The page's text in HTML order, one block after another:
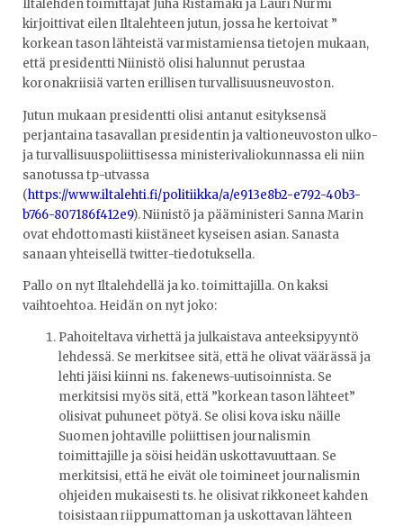
Iltalehden toimittajat Juha Ristamäki ja Lauri Nurmi
kirjoittivat eilen Iltalehteen jutun, jossa he kertoivat ”
korkean tason lähteistä varmistamiensa tietojen mukaan,
että presidentti Niinistö olisi halunnut perustaa
koronakriisiä varten erillisen turvallisuusneuvoston.
Jutun mukaan presidentti olisi antanut esityksensä
perjantaina tasavallan presidentin ja valtioneuvoston ulko-
ja turvallisuuspoliittisessa ministerivaliokunnassa eli niin
sanotussa tp-utvassa
(https://www.iltalehti.fi/politiikka/a/e913e8b2-e792-40b3-
b766-807186f412e9). Niinistö ja pääministeri Sanna Marin
ovat ehdottomasti kiistäneet kyseisen asian. Sanasta
sanaan yhteisellä twitter-tiedotuksella.
Pallo on nyt Iltalehdellä ja ko. toimittajilla. On kaksi
vaihtoehtoa. Heidän on nyt joko:
Pahoiteltava virhettä ja julkaistava anteeksipyyntö
lehdessä. Se merkitsee sitä, että he olivat väärässä ja
lehti jäisi kiinni ns. fakenews-uutisoinnista. Se
merkitsisi myös sitä, että ”korkean tason lähteet”
olisivat puhuneet pötyä. Se olisi kova isku näille
Suomen johtaville poliittisen journalismin
toimittajille ja söisi heidän uskottavuuttaan. Se
merkitsisi, että he eivät ole toimineet journalismin
ohjeiden mukaisesti ts. he olisivat rikkoneet kahden
toisistaan riippumattoman ja uskottavan lähteen